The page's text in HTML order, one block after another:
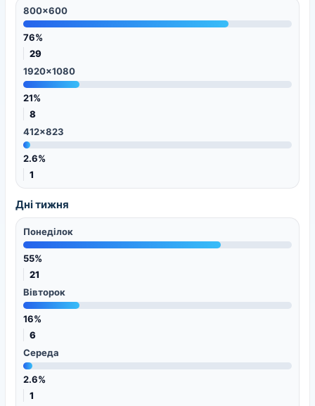
800x600
76%
29
1920x1080
21%
8
412x823
2.6%
1
Дні тижня
Понеділок
55%
21
Вівторок
16%
6
Середа
2.6%
1